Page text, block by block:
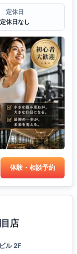
定休日
定休日なし
体験・相談予約
店
ル 2F